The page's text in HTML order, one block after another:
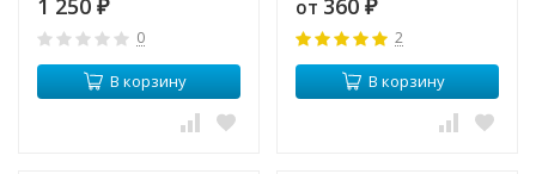
1 250 ₽
0
В корзину
от 360 ₽
2
В корзину